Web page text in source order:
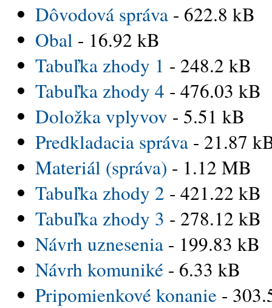
Dôvodová správa - 622.8 kB
Obal - 16.92 kB
Tabuľka zhody 1 - 248.2 kB
Tabuľka zhody 4 - 476.03 kB
Doložka vplyvov - 5.51 kB
Predkladacia správa - 21.87
Materiál (správa) - 1.12 MB
Tabuľka zhody 2 - 421.22 kB
Tabuľka zhody 3 - 278.12 kB
Návrh uznesenia - 199.83 kB
Návrh komuniké - 6.33 kB
Pripomienkové konanie -